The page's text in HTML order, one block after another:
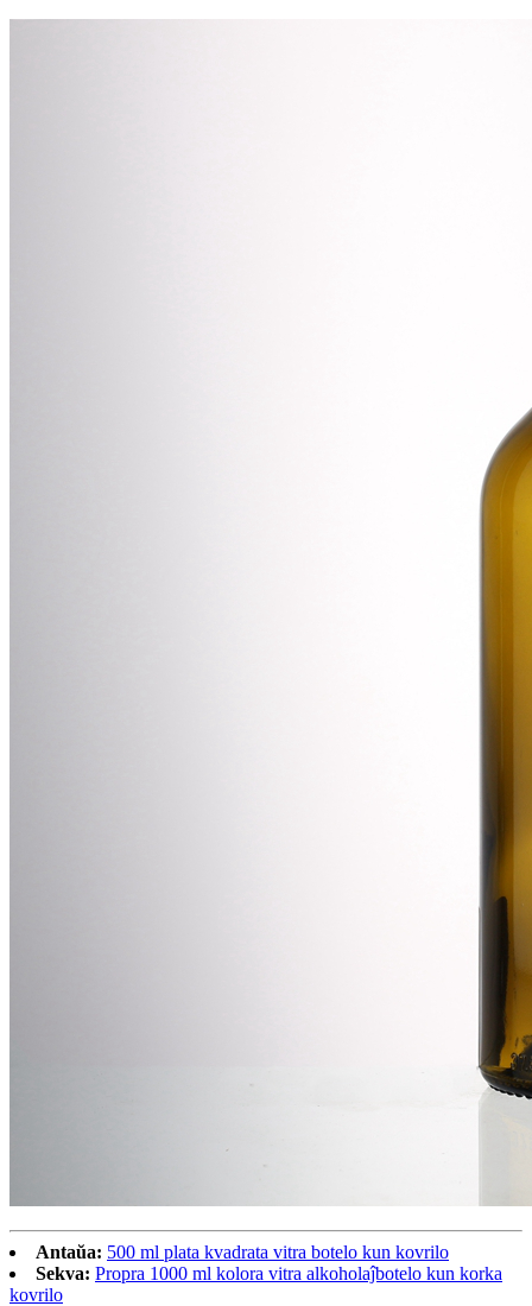
Antaŭa: 500 ml plata kvadrata vitra botelo kun kovrilo
Sekva: Propra 1000 ml kolora vitra alkoholaĵbotelo kun korka
kovrilo